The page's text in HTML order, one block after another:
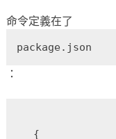
命令定義在了
package.json
：
{